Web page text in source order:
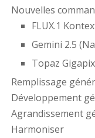
Nouvelles
FLUX.1
Gemini 2.5
Topaz
Remplissage
Développement
Agrandissement
Harmoniser